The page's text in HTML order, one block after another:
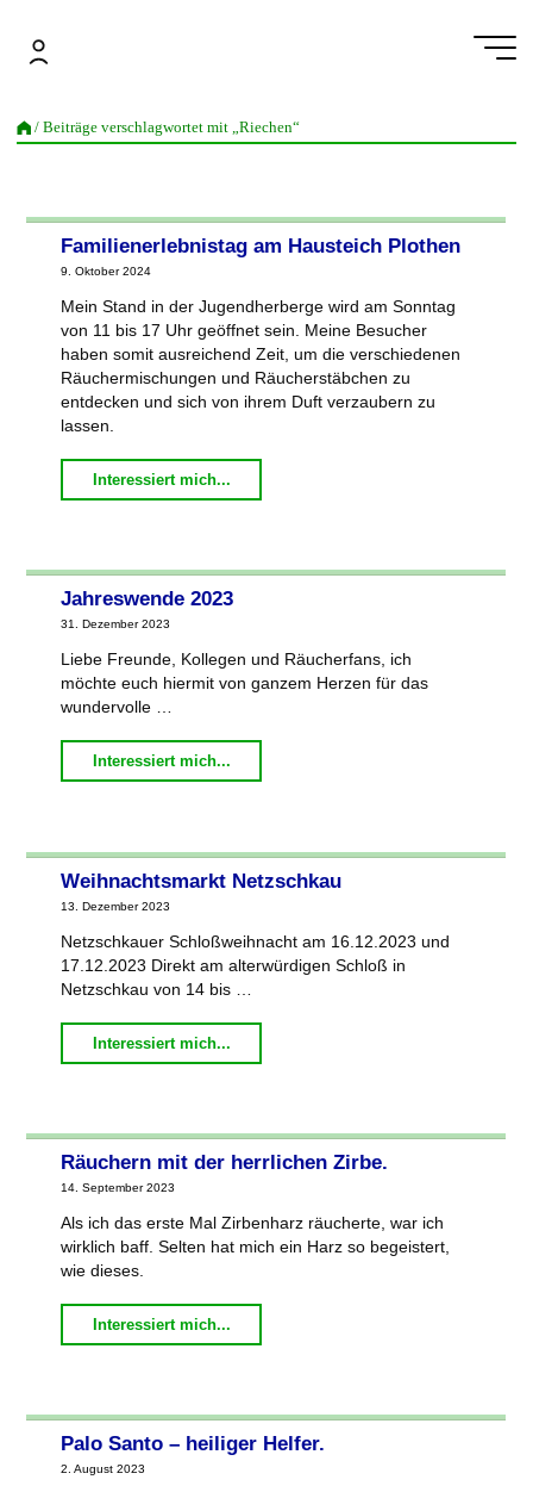
springen
/ Beiträge verschlagwortet mit „Riechen“
Familienerlebnistag am Hausteich Plothen
9. Oktober 2024
Mein Stand in der Jugendherberge wird am Sonntag
von 11 bis 17 Uhr geöffnet sein. Meine Besucher
haben somit ausreichend Zeit, um die verschiedenen
Räuchermischungen und Räucherstäbchen zu
entdecken und sich von ihrem Duft verzaubern zu
lassen.
Interessiert mich...
Plothen"
Jahreswende 2023
31. Dezember 2023
Liebe Freunde, Kollegen und Räucherfans, ich
möchte euch hiermit von ganzem Herzen für das
wundervolle …
Interessiert mich...
Weihnachtsmarkt Netzschkau
13. Dezember 2023
Netzschkauer Schloßweihnacht am 16.12.2023 und
17.12.2023 Direkt am alterwürdigen Schloß in
Netzschkau von 14 bis …
Interessiert mich...
Räuchern mit der herrlichen Zirbe.
14. September 2023
Als ich das erste Mal Zirbenharz räucherte, war ich
wirklich baff. Selten hat mich ein Harz so begeistert,
wie dieses.
Interessiert mich...
herrlichen
Zirbe."
Palo Santo – heiliger Helfer.
2. August 2023